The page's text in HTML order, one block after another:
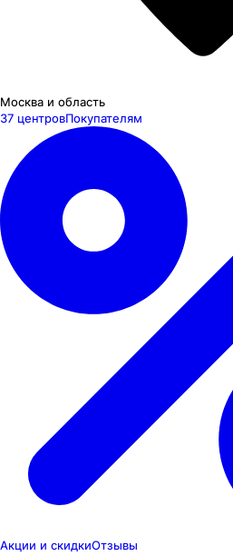
Москва и область
37 центровПокупателям
Акции и скидкиОтзывы